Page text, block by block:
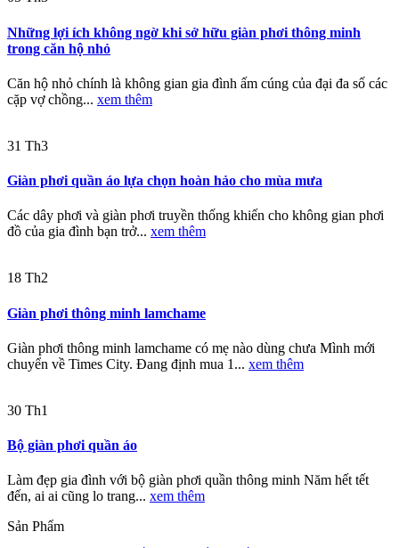
Những lợi ích không ngờ khi sở hữu giàn phơi thông minh
trong căn hộ nhỏ
Căn hộ nhỏ chính là không gian gia đình ấm cúng của đại đa số các
cặp vợ chồng... xem thêm
31 Th3
Giàn phơi quần áo lựa chọn hoàn hảo cho mùa mưa
Các dây phơi và giàn phơi truyền thống khiến cho không gian phơi
đồ của gia đình bạn trở... xem thêm
18 Th2
Giàn phơi thông minh lamchame
Giàn phơi thông minh lamchame có mẹ nào dùng chưa Mình mới
chuyển về Times City. Đang định mua 1... xem thêm
30 Th1
Bộ giàn phơi quần áo
Làm đẹp gia đình với bộ giàn phơi quần thông minh Năm hết tết
đến, ai ai cũng lo trang... xem thêm
Sản Phẩm